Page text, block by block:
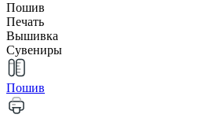
Пошив
Печать
Вышивка
Сувениры
Пошив